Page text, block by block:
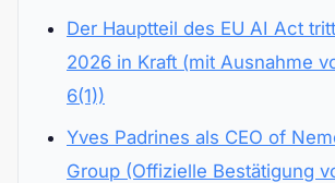
Der Hauptteil des EU AI Act
2026 in Kraft (mit Ausnahme
6(1))
Yves Padrines als CEO of
Group (Offizielle Bestätigung